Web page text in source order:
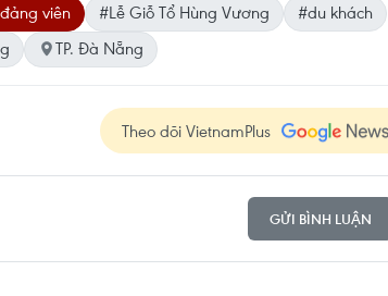
viên #Lễ Giỗ Tổ Hùng Vương
#du khách
TP. Đà Nẵng
Theo dõi VietnamPlus
GỬI BÌNH LUẬN